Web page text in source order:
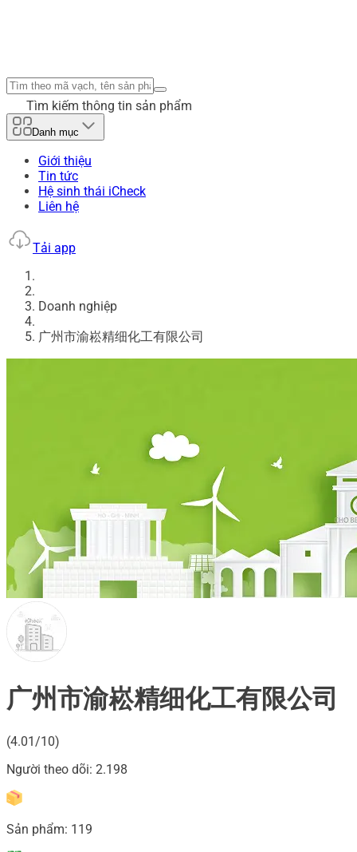
Tìm kiếm thông tin sản phẩm
Danh mục
Giới thiệu
Tin tức
Hệ sinh thái iCheck
Liên hệ
Tải app
Doanh nghiệp
广州市渝崧精细化工有限公司
广州市渝崧精细化工有限公司
(4.01/10)
Người theo dõi: 2.198
Sản phẩm: 119